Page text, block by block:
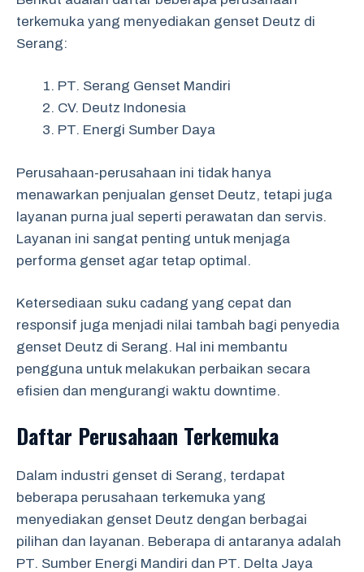
terkemuka yang menyediakan genset Deutz di
Serang:
PT. Serang Genset Mandiri
CV. Deutz Indonesia
PT. Energi Sumber Daya
Perusahaan-perusahaan ini tidak hanya
menawarkan penjualan genset Deutz, tetapi juga
layanan purna jual seperti perawatan dan servis.
Layanan ini sangat penting untuk menjaga
performa genset agar tetap optimal.
Ketersediaan suku cadang yang cepat dan
responsif juga menjadi nilai tambah bagi penyedia
genset Deutz di Serang. Hal ini membantu
pengguna untuk melakukan perbaikan secara
efisien dan mengurangi waktu downtime.
Daftar Perusahaan Terkemuka
Dalam industri genset di Serang, terdapat
beberapa perusahaan terkemuka yang
menyediakan genset Deutz dengan berbagai
pilihan dan layanan. Beberapa di antaranya adalah
PT. Sumber Energi Mandiri dan PT. Delta Jaya